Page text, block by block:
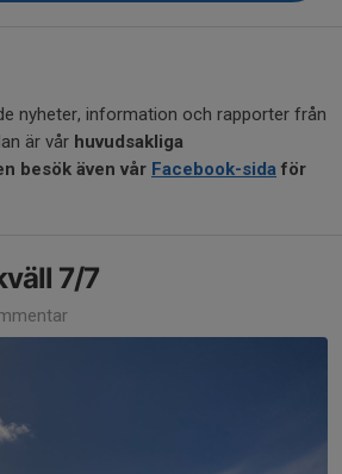
nyheter, information och rapporter från
är vår huvudsakliga
besök även vår Facebook-sida för
7/7